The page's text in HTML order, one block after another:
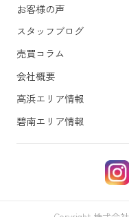
お客様の声
スタッフブログ
売買コラム
会社概要
高浜エリア情報
碧南エリア情報